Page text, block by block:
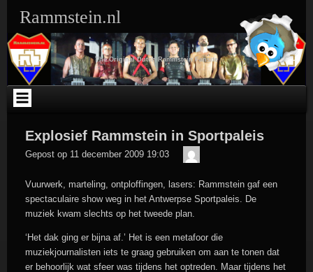
inhoud
Rammstein.nl
The Original Dutch Rammstein Fansite
Explosief Rammstein in Sportpaleis
Gepost op 11 december 2009 19:03
Meister
Vuurwerk, marteling, ontploffingen, lasers: Rammstein gaf een
spectaculaire show weg in het Antwerpse Sportpaleis. De
muziek kwam slechts op het tweede plan.
‘Het dak ging er bijna af.’ Het is een metafoor die
muziekjournalisten iets te graag gebruiken om aan te tonen dat
er behoorlijk wat sfeer was tijdens het optreden. Maar tijdens het